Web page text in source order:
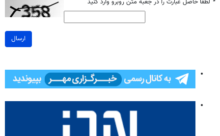
* لطفا حاصل عبارت را در جعبه متن روبرو وارد کنید
ارسال